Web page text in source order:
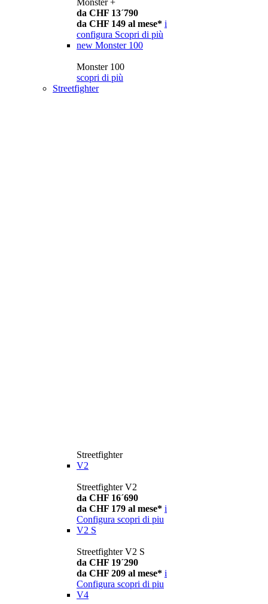
Monster +
da CHF 13´790
da CHF 149 al mese* i
configura Scopri di più
new Monster 100
Monster 100
scopri di più
Streetfighter
Streetfighter
V2
Streetfighter V2
da CHF 16´690
da CHF 179 al mese* i
Configura scopri di piu
V2 S
Streetfighter V2 S
da CHF 19´290
da CHF 209 al mese* i
Configura scopri di piu
V4